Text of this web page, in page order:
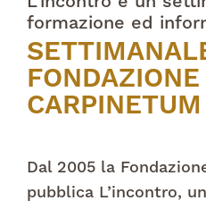
formazione ed
FONDAZIONE
CARPINETUM
Dal 2005 la
pubblica L’incontro,